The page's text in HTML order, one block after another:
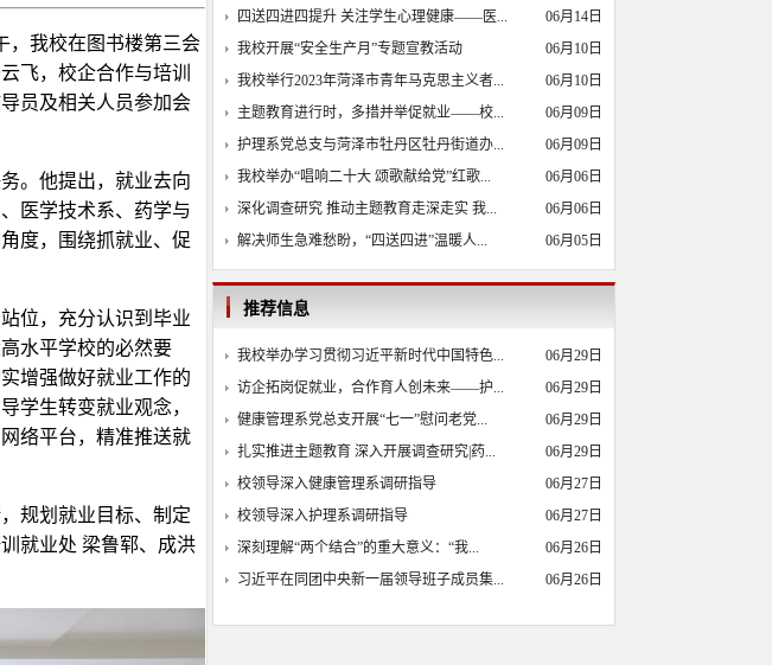
，我校在图书楼第三会
飞，校企合作与培训
员及相关人员参加会
。他提出，就业去向
医学技术系、药学与
度，围绕抓就业、促
位，充分认识到毕业
水平学校的必然要
增强做好就业工作的
学生转变就业观念，
络平台，精准推送就
规划就业目标、制定
就业处 梁鲁郓、成洪
四送四进四提升 关注学生心理健康——医...
06月14日
我校开展“安全生产月”专题宣教活动
06月10日
我校举行2023年菏泽市青年马克思主义者...
06月10日
主题教育进行时，多措并举促就业——校...
06月09日
护理系党总支与菏泽市牡丹区牡丹街道办...
06月09日
我校举办“唱响二十大 颂歌献给党”红歌...
06月06日
深化调查研究 推动主题教育走深走实 我...
06月06日
解决师生急难愁盼，“四送四进”温暖人...
06月05日
推荐信息
我校举办学习贯彻习近平新时代中国特色...
06月29日
访企拓岗促就业，合作育人创未来——护...
06月29日
健康管理系党总支开展“七一”慰问老党...
06月29日
扎实推进主题教育 深入开展调查研究|药...
06月29日
校领导深入健康管理系调研指导
06月27日
校领导深入护理系调研指导
06月27日
深刻理解“两个结合”的重大意义：“我...
06月26日
习近平在同团中央新一届领导班子成员集...
06月26日